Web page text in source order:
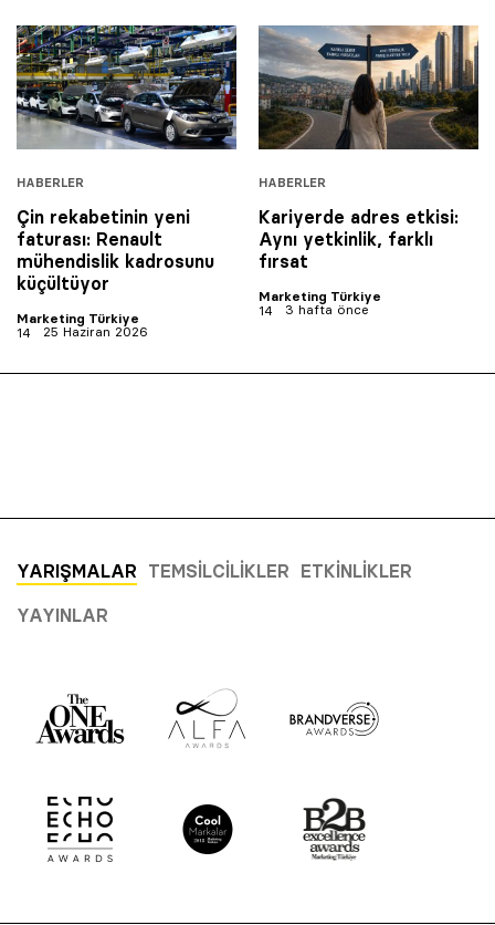
HABERLER
Çin rekabetinin yeni
faturası: Renault
mühendislik kadrosunu
küçültüyor
Marketing Türkiye
25 Haziran 2026
HABERLER
Kariyerde adres etkisi:
Aynı yetkinlik, farklı
fırsat
Marketing Türkiye
3 hafta önce
YARIŞMALAR TEMSILCILIKLER ETKINLIKLER
YAYINLAR